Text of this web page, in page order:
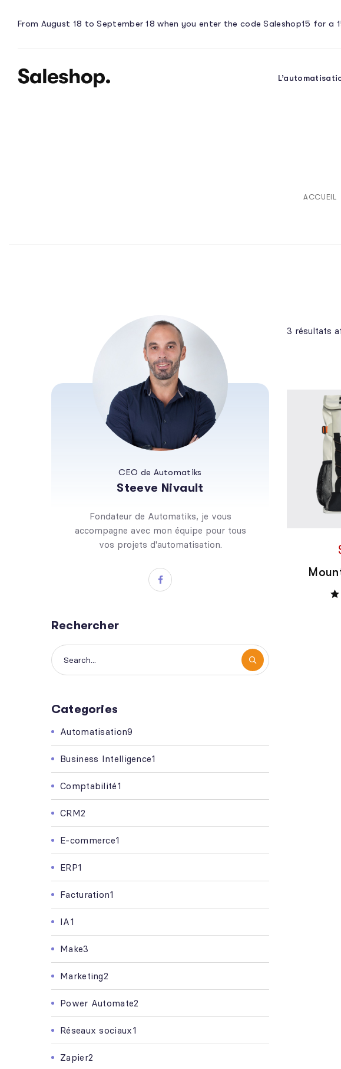
From August 18 to September 18 when you enter the code Saleshop15 for a
ACCUEIL
3 résultats
CEO de Automatiks
Steeve Nivault
Fondateur de Automatiks, je vous
accompagne avec mon équipe pour tous
vos projets d'automatisation.
Rechercher
Categories
Automatisation9
Business Intelligence1
Comptabilité1
CRM2
E-commerce1
ERP1
Facturation1
IA1
Make3
Marketing2
Power Automate2
Réseaux sociaux1
Zapier2